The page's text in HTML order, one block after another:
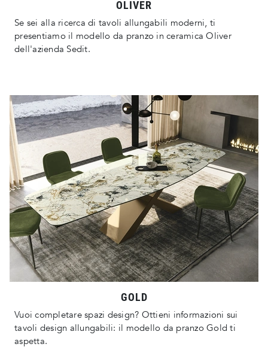
OLIVER
Se sei alla ricerca di tavoli allungabili moderni, ti
presentiamo il modello da pranzo in ceramica Oliver
dell'azienda Sedit.
GOLD
Vuoi completare spazi design? Ottieni informazioni sui
tavoli design allungabili: il modello da pranzo Gold ti
aspetta.